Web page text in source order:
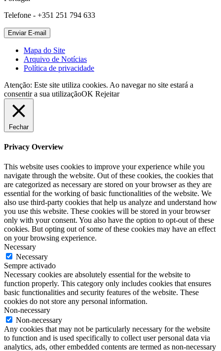
Telefone - +351 251 794 633
Mapa do Site
Arquivo de Notícias
Política de privacidade
Atenção: Este site utiliza cookies. Ao navegar no site estará a
consentir a sua utilizaçãoOK Rejeitar
Fechar
Privacy Overview
This website uses cookies to improve your experience while you
navigate through the website. Out of these cookies, the cookies that
are categorized as necessary are stored on your browser as they are
essential for the working of basic functionalities of the website. We
also use third-party cookies that help us analyze and understand how
you use this website. These cookies will be stored in your browser
only with your consent. You also have the option to opt-out of these
cookies. But opting out of some of these cookies may have an effect
on your browsing experience.
Necessary
Necessary
Sempre activado
Necessary cookies are absolutely essential for the website to
function properly. This category only includes cookies that ensures
basic functionalities and security features of the website. These
cookies do not store any personal information.
Non-necessary
Non-necessary
Any cookies that may not be particularly necessary for the website
to function and is used specifically to collect user personal data via
analytics, ads, other embedded contents are termed as non-necessary